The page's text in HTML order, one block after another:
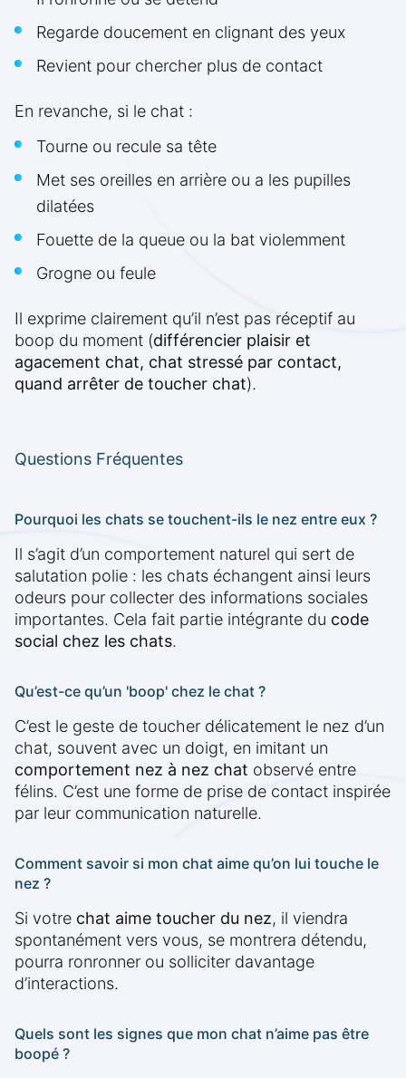
Regarde doucement en clignant des yeux
Revient pour chercher plus de contact
En revanche, si le chat :
Tourne ou recule sa tête
Met ses oreilles en arrière ou a les pupilles
dilatées
Fouette de la queue ou la bat violemment
Grogne ou feule
Il exprime clairement qu’il n’est pas réceptif au
boop du moment (différencier plaisir et
agacement chat, chat stressé par contact,
quand arrêter de toucher chat).
Questions Fréquentes
Pourquoi les chats se touchent-ils le nez entre eux ?
Il s’agit d’un comportement naturel qui sert de
salutation polie : les chats échangent ainsi leurs
odeurs pour collecter des informations sociales
importantes. Cela fait partie intégrante du code
social chez les chats.
Qu’est-ce qu’un 'boop' chez le chat ?
C’est le geste de toucher délicatement le nez d’un
chat, souvent avec un doigt, en imitant un
comportement nez à nez chat observé entre
félins. C’est une forme de prise de contact inspirée
par leur communication naturelle.
Comment savoir si mon chat aime qu’on lui touche le
nez ?
Si votre chat aime toucher du nez, il viendra
spontanément vers vous, se montrera détendu,
pourra ronronner ou solliciter davantage
d’interactions.
Quels sont les signes que mon chat n’aime pas être
boopé ?